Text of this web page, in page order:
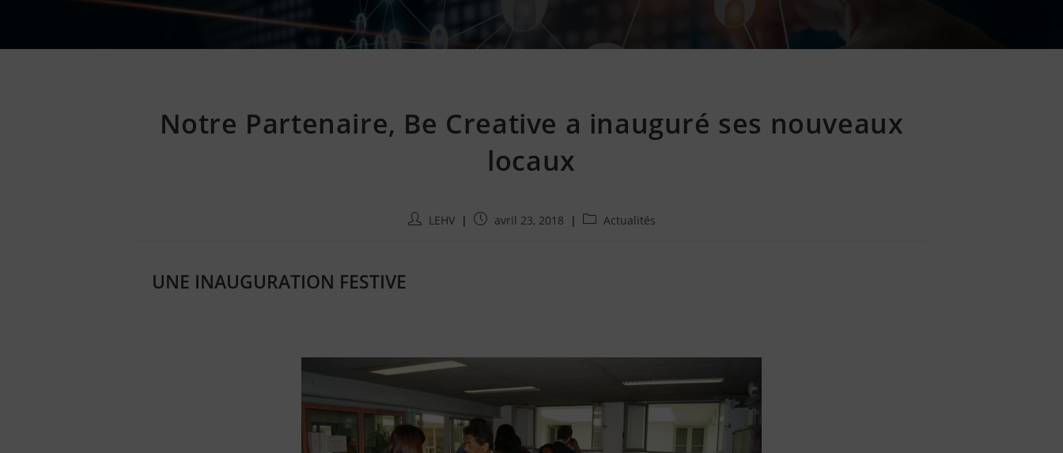
Notre Partenaire, Be Creative a inauguré ses nouveaux
locaux
Auteur/autrice
LEHV
Publication
avril 23, 2018
Post Actualités
UNE INAUGURATION FESTIVE